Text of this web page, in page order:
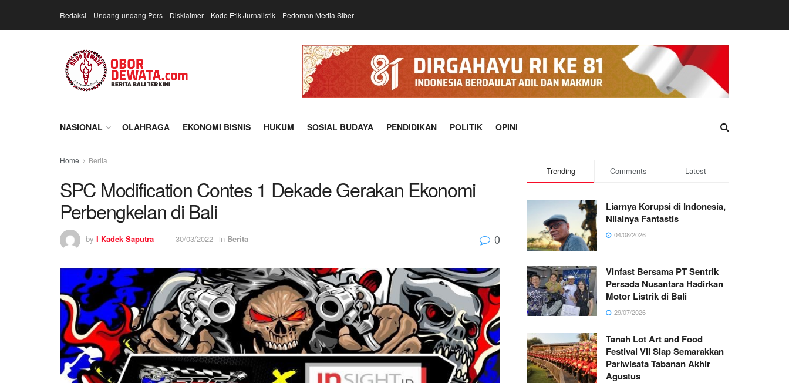
Redaksi Undang-undang Pers Disklaimer Kode Etik Jurnalistik Pedoman Media Siber
NASIONAL OLAHRAGA EKONOMI BISNIS HUKUM SOSIAL BUDAYA PENDIDIKAN POLITIK OPINI
Home Berita
SPC Modification Contes 1 Dekade Gerakan Ekonomi
Perbengkelan di Bali
by I Kadek Saputra 30/03/2022 in Berita 0
Trending Comments Latest
Liarnya Korupsi di Indonesia,
Nilainya Fantastis
04/08/2026
Vinfast Bersama PT Sentrik
Persada Nusantara Hadirkan
Motor Listrik di Bali
29/07/2026
Tanah Lot Art and Food
Festival VII Siap Semarakkan
Pariwisata Tabanan Akhir
Agustus